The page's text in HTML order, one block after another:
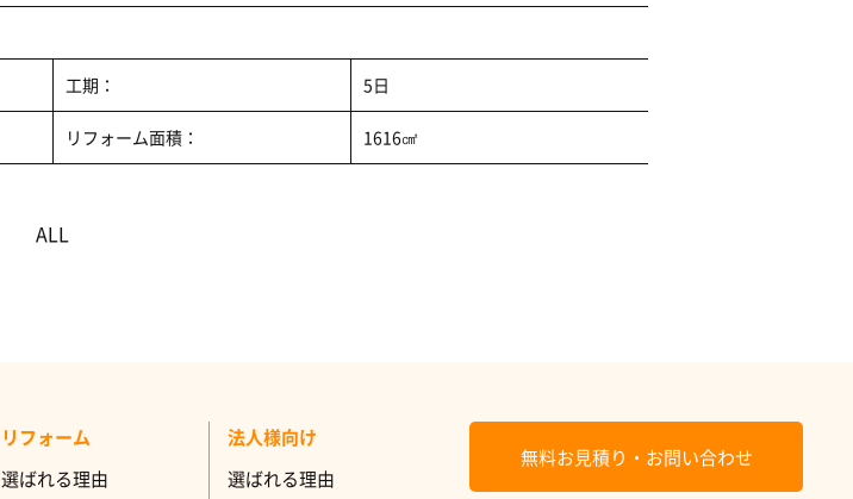
工期： 5日
リフォーム面積： 1616㎠
ALL
リフォーム
選ばれる理由
法人様向け
選ばれる理由
無料お見積り・お問い合わせ